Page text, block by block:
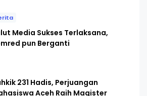
Media Sukses Terlaksana,
pun Berganti
231 Hadis, Perjuangan
Aceh Raih Magister